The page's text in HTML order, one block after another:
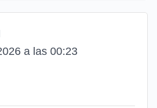
a las 00:23